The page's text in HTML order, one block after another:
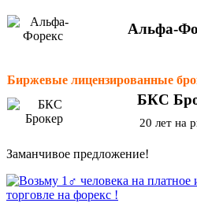
Альфа-
Биржевые лицензированные
БКС
20 лет на
Заманчивое предложение!